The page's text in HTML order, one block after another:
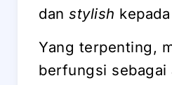
dan stylish
Yang terpenting,
berfungsi sebagai